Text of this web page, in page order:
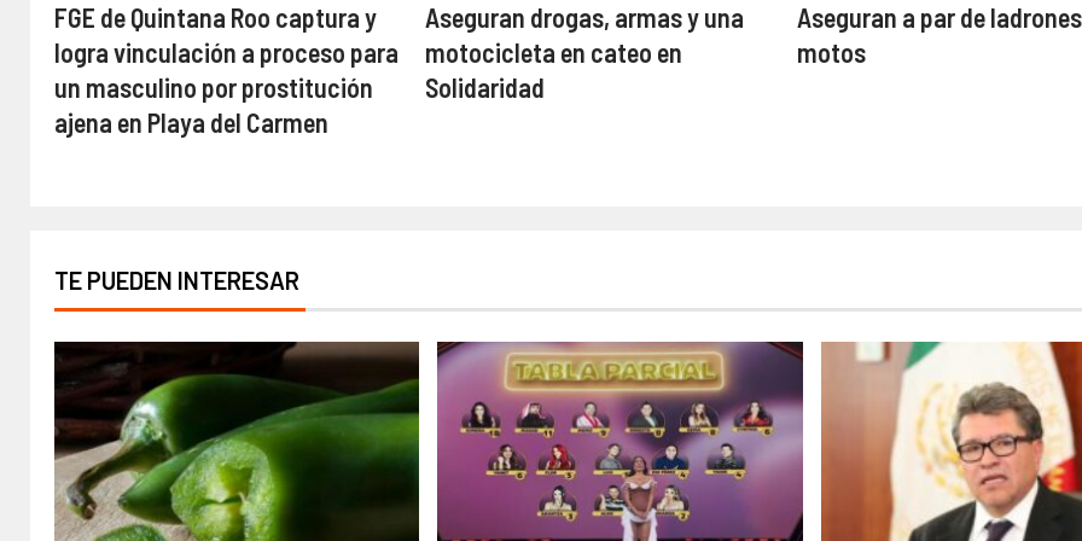
FGE de Quintana Roo captura y
logra vinculación a proceso para
un masculino por prostitución
ajena en Playa del Carmen
Aseguran drogas, armas y una
motocicleta en cateo en
Solidaridad
Aseguran a par de
motos
TE PUEDEN INTERESAR